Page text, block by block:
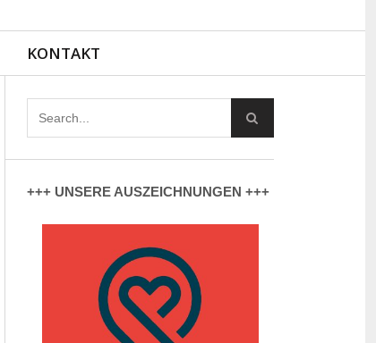
KONTAKT
+++ UNSERE AUSZEICHNUNGEN +++